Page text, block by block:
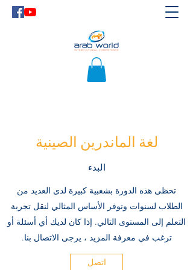
لغة الماندرين الصينية
البدء
تحظى هذه الدورة بشعبية كبيرة لدى العديد من
الطلاب لسنوات وتوفر الأساس المثالي لنقل تجربة
التعلم إلى المستوى التالي. إذا كان لديك أي أسئلة أو
ترغب في معرفة المزيد ، يرجى الاتصال بنا.
اتصل